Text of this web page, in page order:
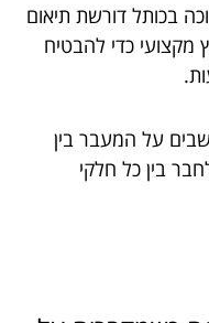
בכותל דורשת תיאום
כדי להבטיח
על המעבר בין
בין כל חלקי